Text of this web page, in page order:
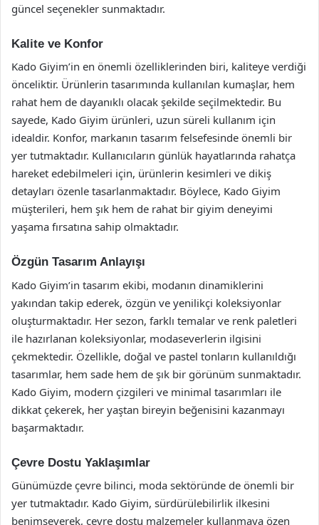
güncel seçenekler sunmaktadır.
Kalite ve Konfor
Kado Giyim’in en önemli özelliklerinden biri, kaliteye verdiği
önceliktir. Ürünlerin tasarımında kullanılan kumaşlar, hem
rahat hem de dayanıklı olacak şekilde seçilmektedir. Bu
sayede, Kado Giyim ürünleri, uzun süreli kullanım için
idealdir. Konfor, markanın tasarım felsefesinde önemli bir
yer tutmaktadır. Kullanıcıların günlük hayatlarında rahatça
hareket edebilmeleri için, ürünlerin kesimleri ve dikiş
detayları özenle tasarlanmaktadır. Böylece, Kado Giyim
müşterileri, hem şık hem de rahat bir giyim deneyimi
yaşama fırsatına sahip olmaktadır.
Özgün Tasarım Anlayışı
Kado Giyim’in tasarım ekibi, modanın dinamiklerini
yakından takip ederek, özgün ve yenilikçi koleksiyonlar
oluşturmaktadır. Her sezon, farklı temalar ve renk paletleri
ile hazırlanan koleksiyonlar, modaseverlerin ilgisini
çekmektedir. Özellikle, doğal ve pastel tonların kullanıldığı
tasarımlar, hem sade hem de şık bir görünüm sunmaktadır.
Kado Giyim, modern çizgileri ve minimal tasarımları ile
dikkat çekerek, her yaştan bireyin beğenisini kazanmayı
başarmaktadır.
Çevre Dostu Yaklaşımlar
Günümüzde çevre bilinci, moda sektöründe de önemli bir
yer tutmaktadır. Kado Giyim, sürdürülebilirlik ilkesini
benimseyerek, çevre dostu malzemeler kullanmaya özen